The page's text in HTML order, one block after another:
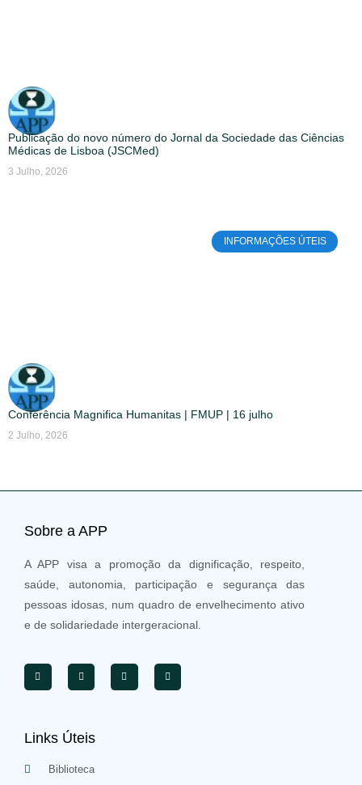
Publicação do novo número do Jornal da Sociedade das Ciências
Médicas de Lisboa (JSCMed)
3 Julho, 2026
INFORMAÇÕES ÚTEIS
Conferência Magnifica Humanitas | FMUP | 16 julho
2 Julho, 2026
Sobre a APP
A APP visa a promoção da dignificação, respeito,
saúde, autonomia, participação e segurança das
pessoas idosas, num quadro de envelhecimento ativo
e de solidariedade intergeracional.
Links Úteis
Biblioteca